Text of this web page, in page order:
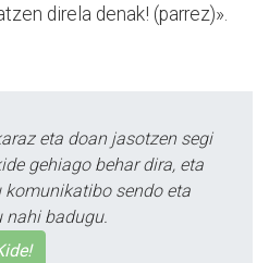
direla denak! (parrez)».
eta doan jasotzen segi
gehiago behar dira, eta
komunikatibo sendo eta
nahi badugu.